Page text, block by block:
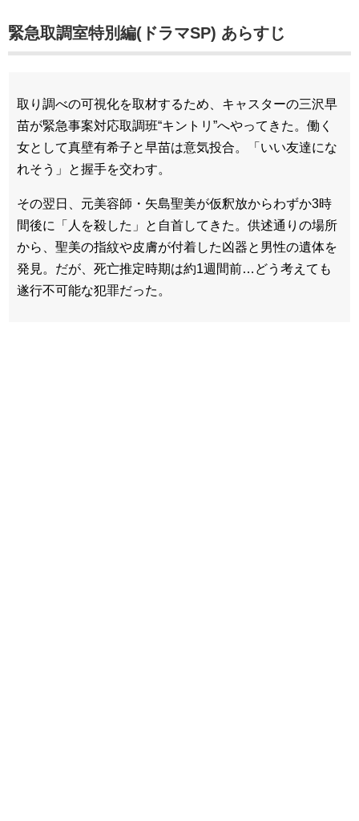
緊急取調室特別編(ドラマSP) あらすじ
取り調べの可視化を取材するため、キャスターの三沢早
苗が緊急事案対応取調班“キントリ”へやってきた。働く
女として真壁有希子と早苗は意気投合。「いい友達にな
れそう」と握手を交わす。
その翌日、元美容師・矢島聖美が仮釈放からわずか3時
間後に「人を殺した」と自首してきた。供述通りの場所
から、聖美の指紋や皮膚が付着した凶器と男性の遺体を
発見。だが、死亡推定時期は約1週間前…どう考えても
遂行不可能な犯罪だった。